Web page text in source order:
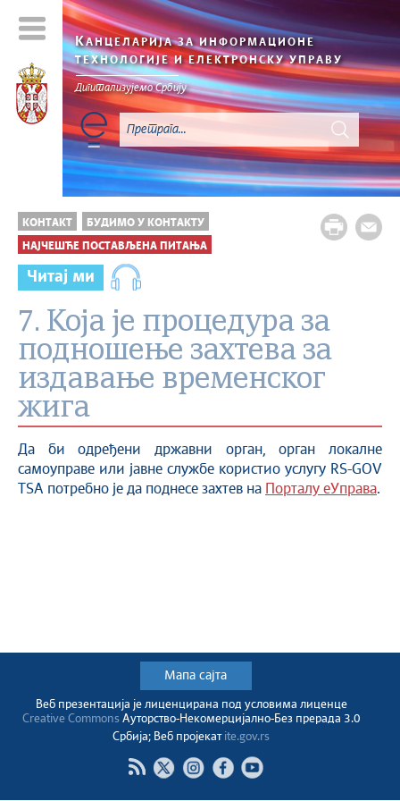
КАНЦЕЛАРИЈА ЗА ИНФОРМАЦИОНЕ
ТЕХНОЛОГИЈЕ И ЕЛЕКТРОНСКУ УПРАВУ
Дигитализујемо Србију
КОНТАКТ БУДИМО У КОНТАКТУ
НАЈЧЕШЋЕ ПОСТАВЉЕНА ПИТАЊА
Читај ми
7. Која је процедура за
подношење захтева за
издавање временског
жига
Да би одређени државни орган, орган локалне
самоуправе или јавне службе користио услугу RS-GOV
TSA потребно је да поднесе захтев на
Порталу еУправа.
Мапа сајта
Веб презентација jе лиценциранa под условима лиценце
Creative CommonsАуторство-Некомерцијално-Без прерада 3.0
Србија; Веб пројекат ite.gov.rs